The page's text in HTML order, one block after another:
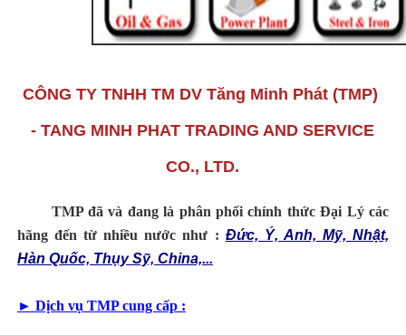
CÔNG TY TNHH TM DV Tăng Minh Phát (TMP)
- TANG MINH PHAT TRADING AND SERVICE
CO., LTD.
TMP đã và đang là phân phối chính thức Đại Lý các
hãng đến từ nhiều nước như : Đức, Ý, Anh, Mỹ, Nhật,
Hàn Quốc, Thụy Sỹ, China,...
► Dịch vụ TMP cung cấp :